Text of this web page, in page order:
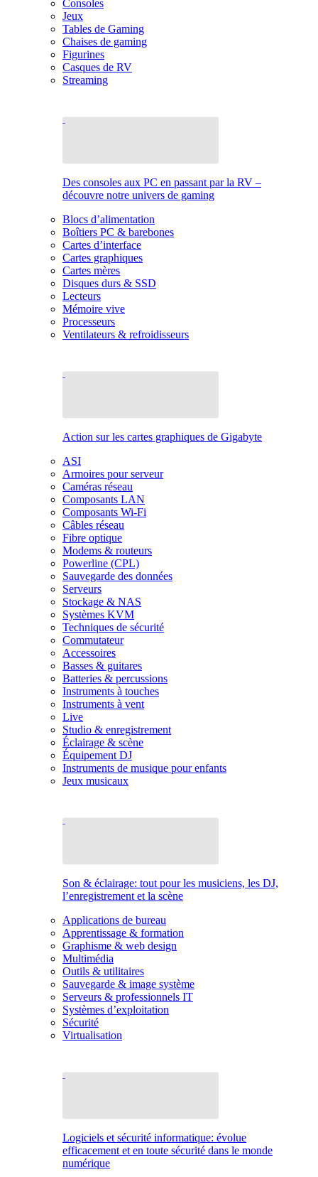
Consoles
Jeux
Tables de Gaming
Chaises de gaming
Figurines
Casques de RV
Streaming
Des consoles aux PC en passant par la RV –
découvre notre univers de gaming
Blocs d’alimentation
Boîtiers PC & barebones
Cartes d’interface
Cartes graphiques
Cartes mères
Disques durs & SSD
Lecteurs
Mémoire vive
Processeurs
Ventilateurs & refroidisseurs
Action sur les cartes graphiques de Gigabyte
ASI
Armoires pour serveur
Caméras réseau
Composants LAN
Composants Wi-Fi
Câbles réseau
Fibre optique
Modems & routeurs
Powerline (CPL)
Sauvegarde des données
Serveurs
Stockage & NAS
Systèmes KVM
Techniques de sécurité
Commutateur
Accessoires
Basses & guitares
Batteries & percussions
Instruments à touches
Instruments à vent
Live
Studio & enregistrement
Éclairage & scène
Équipement DJ
Instruments de musique pour enfants
Jeux musicaux
Son & éclairage: tout pour les musiciens, les DJ,
l’enregistrement et la scène
Applications de bureau
Apprentissage & formation
Graphisme & web design
Multimédia
Outils & utilitaires
Sauvegarde & image système
Serveurs & professionnels IT
Systèmes d’exploitation
Sécurité
Virtualisation
Logiciels et sécurité informatique: évolue
efficacement et en toute sécurité dans le monde
numérique